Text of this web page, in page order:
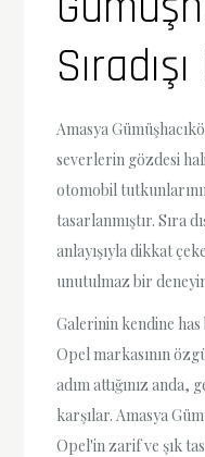
Amasya
severlerin gözdesi
otomobil
tasarlanmıştır. Sıra
anlayışıyla dikkat
unutulmaz bir
Galerinin kendine
Opel markasının
adım attığınız
karşılar. Amasya
Opel'in zarif ve şık